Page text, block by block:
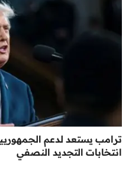
انتخابات التجديد النصفي